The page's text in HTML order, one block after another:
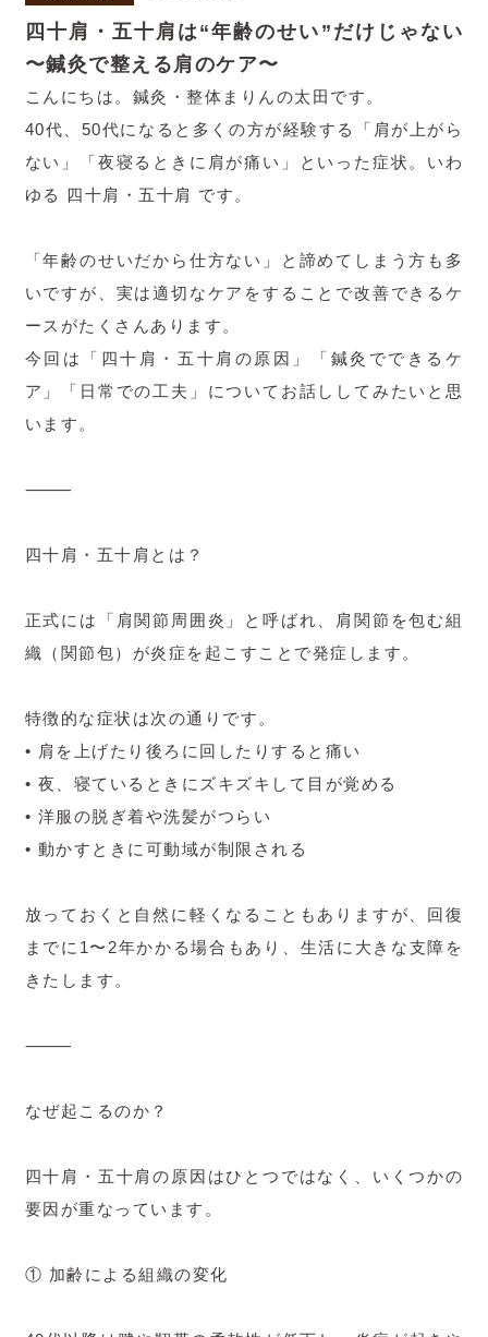
四十肩・五十肩は“年齢のせい”だけじゃない
〜鍼灸で整える肩のケア〜
こんにちは。鍼灸・整体まりんの太田です。
40代、50代になると多くの方が経験する「肩が上がら
ない」「夜寝るときに肩が痛い」といった症状。いわ
ゆる 四十肩・五十肩 です。
「年齢のせいだから仕方ない」と諦めてしまう方も多
いですが、実は適切なケアをすることで改善できるケ
ースがたくさんあります。
今回は「四十肩・五十肩の原因」「鍼灸でできるケ
ア」「日常での工夫」についてお話ししてみたいと思
います。
⸻
四十肩・五十肩とは？
正式には「肩関節周囲炎」と呼ばれ、肩関節を包む組
織（関節包）が炎症を起こすことで発症します。
特徴的な症状は次の通りです。
• 肩を上げたり後ろに回したりすると痛い
• 夜、寝ているときにズキズキして目が覚める
• 洋服の脱ぎ着や洗髪がつらい
• 動かすときに可動域が制限される
放っておくと自然に軽くなることもありますが、回復
までに1〜2年かかる場合もあり、生活に大きな支障を
きたします。
⸻
なぜ起こるのか？
四十肩・五十肩の原因はひとつではなく、いくつかの
要因が重なっています。
① 加齢による組織の変化